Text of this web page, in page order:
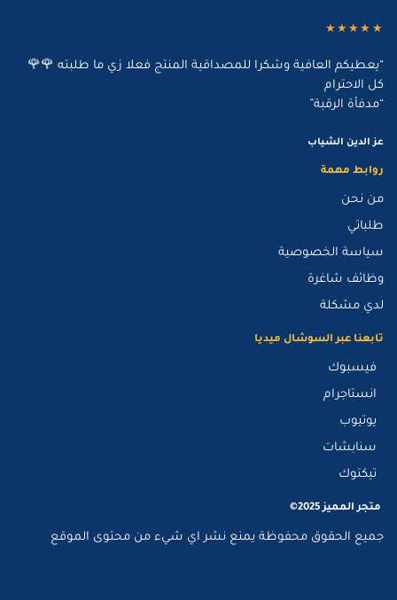
★★★★★
“يعطيكم العافية وشكرا للمصداقية المنتج فعلا زي ما طلبته 🌹🌹
كل الاحترام
“مدفأة الرقبة”
عز الدين الشياب
روابط مهمة
من نحن
طلباتي
سياسة الخصوصية
وظائف شاغرة
لدي مشكلة
تابعنا عبر السوشال ميديا
فيسبوك
انستاجرام
يوتيوب
سنابشات
تيكتوك
متجر المميز 2025©
جميع الحقوق محفوظة يمنع نشر اي شيء من محتوى الموقع